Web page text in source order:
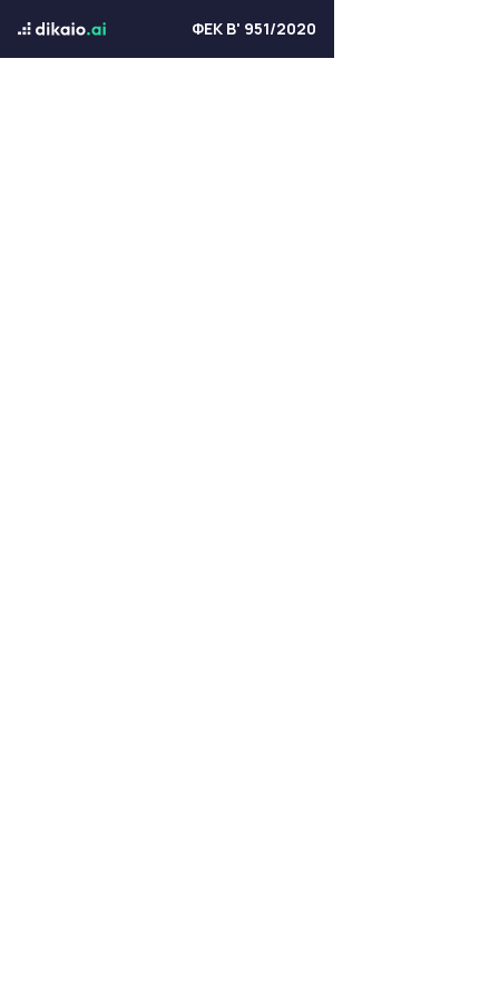
ΦΕΚ Β' 951/2020